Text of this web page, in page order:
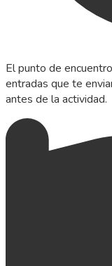
El punto de
entradas que te
antes de la actividad.